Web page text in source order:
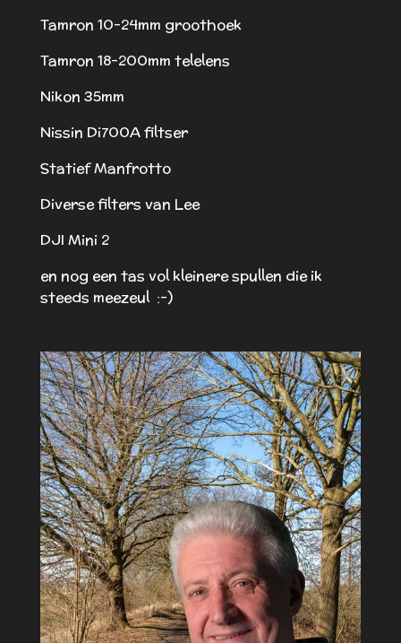
Tamron 10-24mm groothoek
Tamron 18-200mm telelens
Nikon 35mm
Nissin Di700A filtser
Statief Manfrotto
Diverse filters van Lee
DJI Mini 2
en nog een tas vol kleinere spullen die ik
steeds meezeul :-)